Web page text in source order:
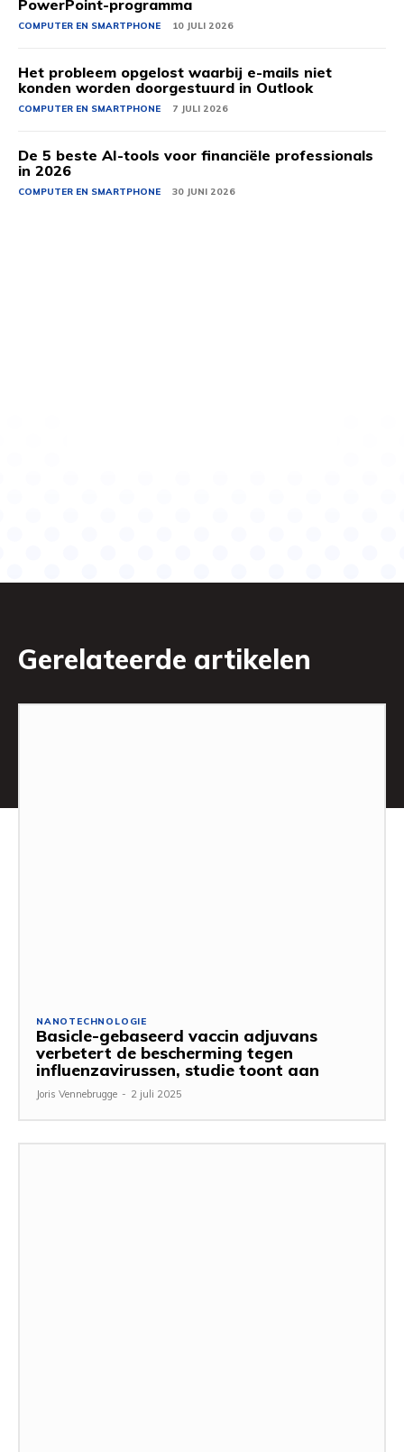
PowerPoint-programma
COMPUTER EN SMARTPHONE 10 JULI 2026
Het probleem opgelost waarbij e-mails niet
konden worden doorgestuurd in Outlook
COMPUTER EN SMARTPHONE 7 JULI 2026
De 5 beste AI-tools voor financiële professionals
in 2026
COMPUTER EN SMARTPHONE 30 JUNI 2026
Gerelateerde artikelen
NANOTECHNOLOGIE
Basicle-gebaseerd vaccin adjuvans
verbetert de bescherming tegen
influenzavirussen, studie toont aan
Joris Vennebrugge - 2 juli 2025